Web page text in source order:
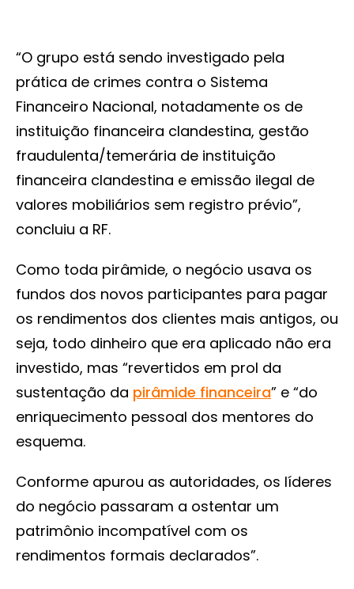
“O grupo está sendo investigado pela
prática de crimes contra o Sistema
Financeiro Nacional, notadamente os de
instituição financeira clandestina, gestão
fraudulenta/temerária de instituição
financeira clandestina e emissão ilegal de
valores mobiliários sem registro prévio”,
concluiu a RF.
Como toda pirâmide, o negócio usava os
fundos dos novos participantes para pagar
os rendimentos dos clientes mais antigos, ou
seja, todo dinheiro que era aplicado não era
investido, mas “revertidos em prol da
sustentação da pirâmide financeira” e “do
enriquecimento pessoal dos mentores do
esquema.
Conforme apurou as autoridades, os líderes
do negócio passaram a ostentar um
patrimônio incompatível com os
rendimentos formais declarados”.